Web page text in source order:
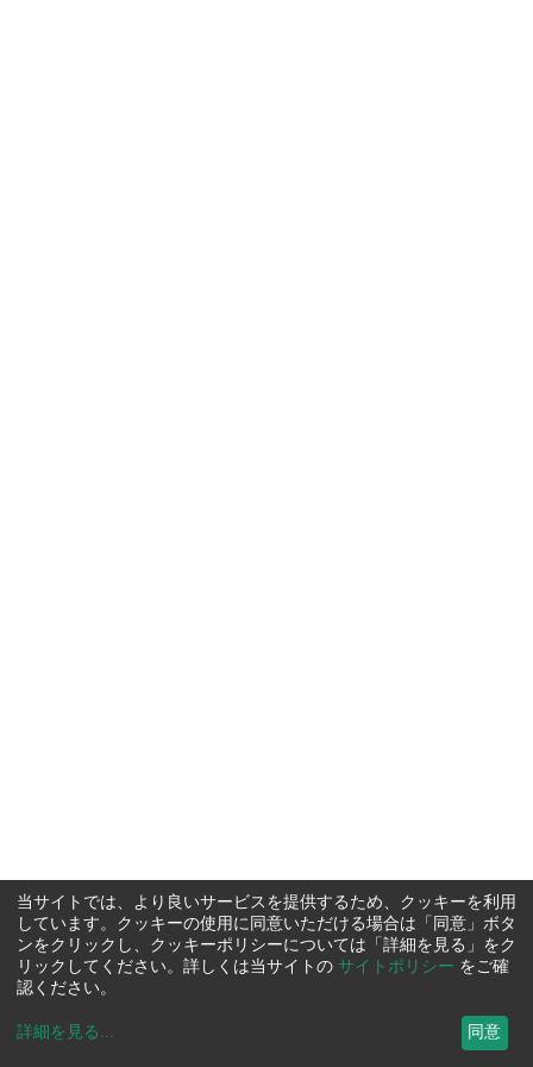
当サイトでは、より良いサービスを提供するため、クッキーを利用
しています。クッキーの使用に同意いただける場合は「同意」ボタ
ンをクリックし、クッキーポリシーについては「詳細を見る」をク
リックしてください。詳しくは当サイトの サイトポリシー をご確
認ください。
詳細を見る ... 同意